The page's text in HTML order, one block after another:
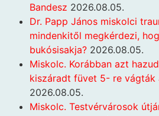
Bandesz 2026.08.05.
Dr. Papp János miskolci
mindenkitől megkérdezi,
bukósisakja? 2026.08.05.
Miskolc. Korábban azt
kiszáradt füvet 5- re vágták
2026.08.05.
Miskolc. Testvérvárosok